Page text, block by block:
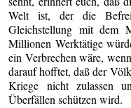
Welt ist, der die
Gleichstellung mit dem
Millionen Werktätige
ein Verbrechen wäre,
darauf hofftet, daß der
Kriege nicht zulassen
Überfällen schützen wird.